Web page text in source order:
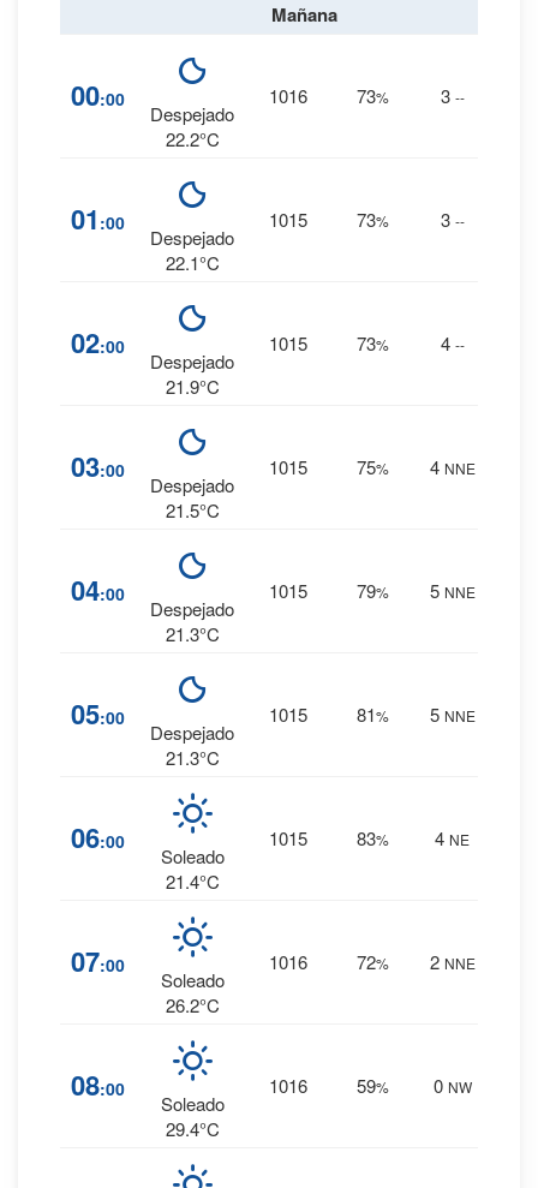
Mañana
00:00
Despejado
22.2°C
1016 73% 3 --
01 :00
Despejado
22.1°C
1015 73% 3 --
02:00
Despejado
21.9°C
1015 73% 4 --
03:00
Despejado
21.5°C
1015 75% 4 NNE
04:00
Despejado
21.3°C
1015 79% 5 NNE
05:00
Despejado
21.3°C
1015 81% 5 NNE
06:00
Soleado
21.4°C
1015 83% 4 NE
07:00
Soleado
26.2°C
1016 72% 2 NNE
08:00
Soleado
29.4°C
1016 59% 0 NW